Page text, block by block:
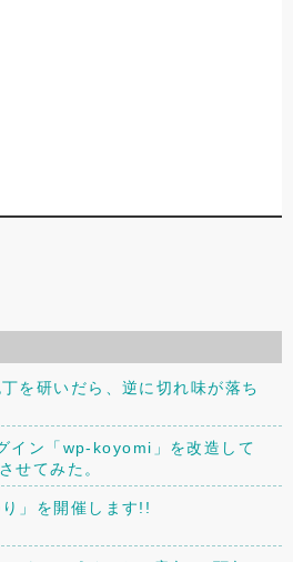
を研いだら、逆に切れ味が落ち
イン「wp-koyomi」を改造して
せてみた。
」を開催します!!